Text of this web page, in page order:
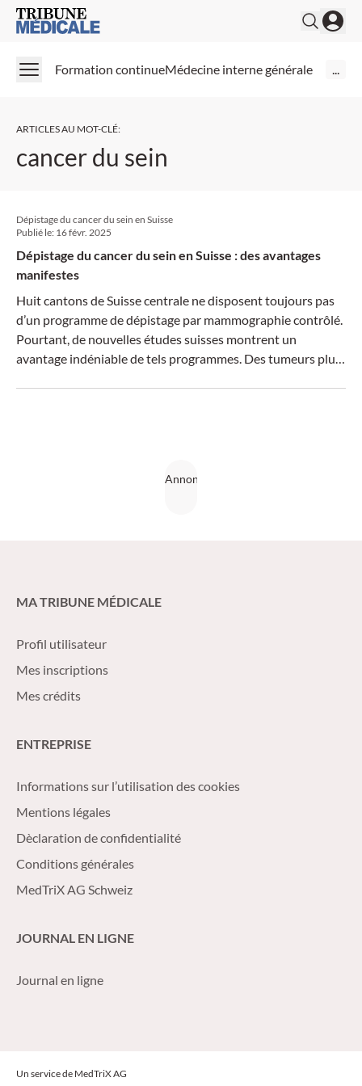
Medical Tribune
Formation continueMédecine interne générale ...
ARTICLES AU MOT-CLÉ:
cancer du sein
Dépistage du cancer du sein en Suisse
Publié le: 16 févr. 2025
Dépistage du cancer du sein en Suisse : des avantages
manifestes
Huit cantons de Suisse centrale ne disposent toujours pas
d’un programme de dépistage par mammographie contrôlé.
Pourtant, de nouvelles études suisses montrent un
avantage indéniable de tels programmes. Des tumeurs plus
MA TRIBUNE MÉDICALE
Profil utilisateur
Mes inscriptions
Mes crédits
ENTREPRISE
Informations sur l’utilisation des cookies
Mentions légales
Dèclaration de confidentialité
Conditions générales
MedTriX AG Schweiz
JOURNAL EN LIGNE
Journal en ligne
Un service de MedTriX AG